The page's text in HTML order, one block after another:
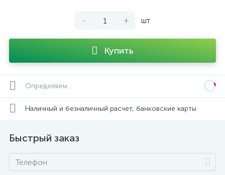
- + шт
Купить
Определяем...
Наличный и безналичный расчет, банковские карты
Быстрый заказ